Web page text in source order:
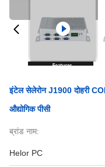
इंटेल सेलेरोन J1900 दोहरी
औद्योगिक पीसी
ब्रांड नाम:
Helor PC